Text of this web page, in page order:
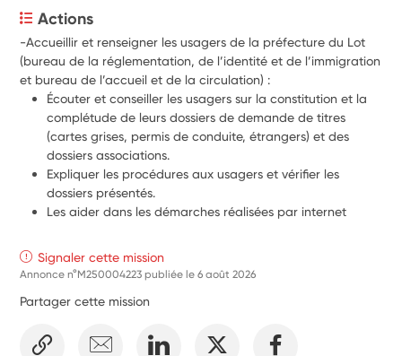
Actions
-Accueillir et renseigner les usagers de la préfecture du Lot
(bureau de la réglementation, de l’identité et de l’immigration
et bureau de l’accueil et de la circulation) :
Écouter et conseiller les usagers sur la constitution et la
complétude de leurs dossiers de demande de titres
(cartes grises, permis de conduite, étrangers) et des
dossiers associations.
Expliquer les procédures aux usagers et vérifier les
dossiers présentés.
Les aider dans les démarches réalisées par internet
Signaler cette mission
Annonce n°M250004223 publiée le6 août 2026
Partager cette mission